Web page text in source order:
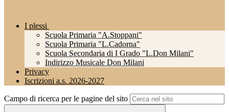
I plessi
Scuola Primaria "A.Stoppani"
Scuola Primaria "L.Cadorna"
Scuola Secondaria di I Grado "L.Don Milani"
Indirizzo Musicale Don Milani
Privacy
Iscrizioni a.s. 2026-2027
Campo di ricerca per le pagine del sito